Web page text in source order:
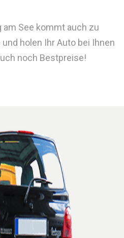
See kommt auch zu
holen Ihr Auto bei Ihnen
noch Bestpreise!